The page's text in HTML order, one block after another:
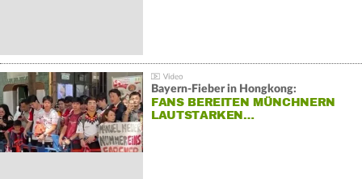
Bayern-Fieber in Hongkong:
FANS BEREITEN MÜNCHNERN
LAUTSTARKEN…